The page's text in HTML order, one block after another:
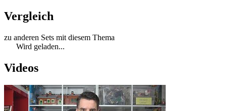
Vergleich
zu anderen Sets mit diesem Thema
Wird geladen...
Videos